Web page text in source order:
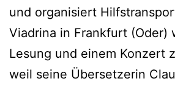
und organisiert
Viadrina in Frankfurt (Oder)
Lesung und einem Konzert
weil seine Übersetzerin